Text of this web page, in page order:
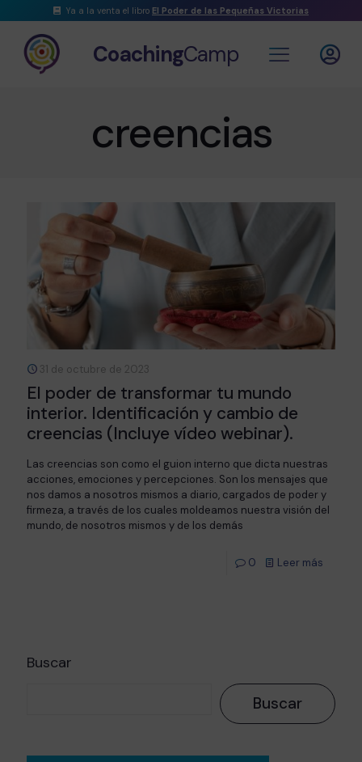
Ya a la venta el libro El Poder de las Pequeñas Victorias
CoachingCamp
creencias
31 de octubre de 2023
El poder de transformar tu mundo
interior. Identificación y cambio de
creencias (Incluye vídeo webinar).
Las creencias son como el guion interno que dicta nuestras
acciones, emociones y percepciones. Son los mensajes que
nos damos a nosotros mismos a diario, cargados de poder y
firmeza, a través de los cuales moldeamos nuestra visión del
mundo, de nosotros mismos y de los demás
0 Leer más
Buscar
Buscar